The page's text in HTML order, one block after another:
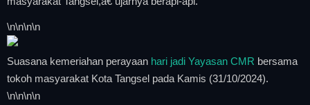
\n\n\n\n
Suasana kemeriahan perayaan hari jadi Yayasan CMR bersama
tokoh masyarakat Kota Tangsel pada Kamis (31/10/2024).
\n\n\n\n